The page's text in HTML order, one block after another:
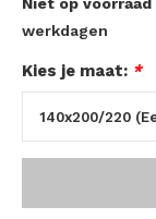
werkdagen
Kies je maat: *